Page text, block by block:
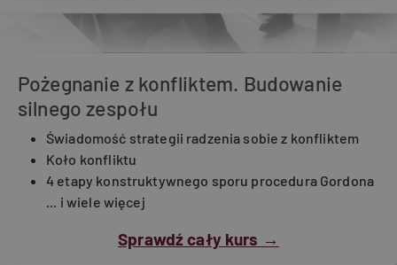
Pożegnanie z konfliktem. Budowanie
silnego zespołu
Świadomość strategii radzenia sobie z konfliktem
Koło konfliktu
4 etapy konstruktywnego sporu procedura Gordona
... i wiele więcej
Sprawdź cały kurs →